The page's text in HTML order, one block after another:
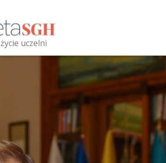
życie uczelni